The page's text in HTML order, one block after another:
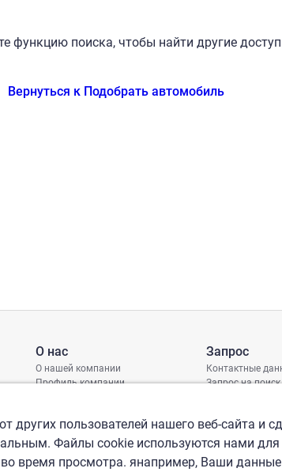
функцию поиска, чтобы найти другие
Вернуться к Подобрать автомобиль
О нас
О нашей компании
Профиль компании
Запрос
Контактные
Запрос на
пользователей нашего веб-сайта и
Файлы cookie используются нами для
время просмотра. янапример, Ваши